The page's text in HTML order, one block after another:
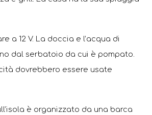
a 12 V. La doccia e l’acqua di
dal serbatoio da cui è pompato.
dovrebbero essere usate
è organizzato da una barca